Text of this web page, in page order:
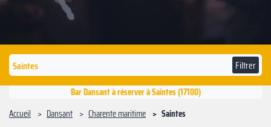
Filtrer
Bar Dansant à réserver à Saintes (17100)
Accueil
Dansant Charente maritime Saintes